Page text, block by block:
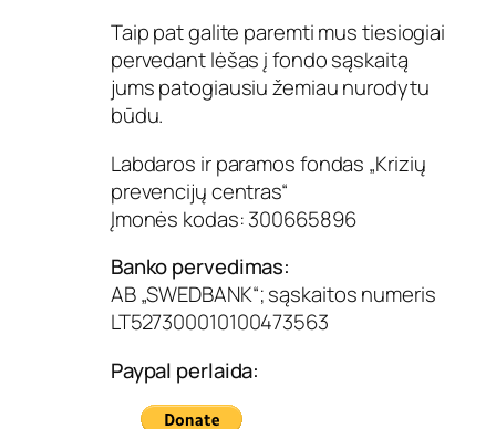
Taip pat galite paremti mus tiesiogiai
pervedant lėšas į fondo sąskaitą
jums patogiausiu žemiau nurodytu
būdu.
Labdaros ir paramos fondas „Krizių
prevencijų centras“
Įmonės kodas: 300665896
Banko pervedimas:
AB „SWEDBANK“; sąskaitos numeris
LT527300010100473563
Paypal perlaida: